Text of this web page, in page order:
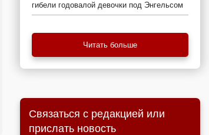
гибели годовалой девочки под Энгельсом
Читать больше
Связаться с редакцией или
прислать новость